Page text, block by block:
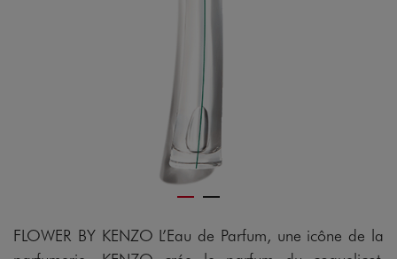
FLOWER BY KENZO L’Eau de Parfum, une icône de la